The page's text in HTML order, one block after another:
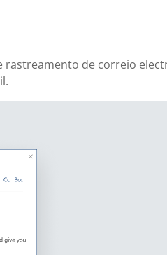
rastreamento de correio